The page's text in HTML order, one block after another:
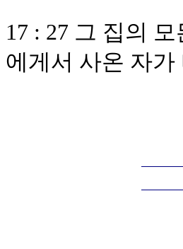
17 : 27 그 집의
에게서 사온 자